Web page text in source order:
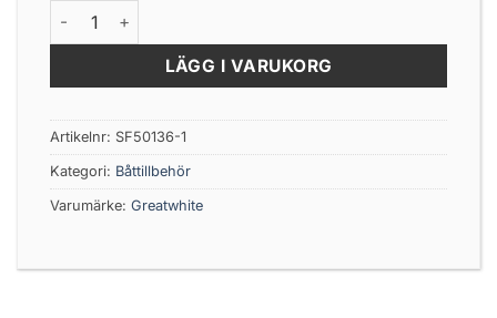
12V Automatisk Länspump 4164 L/h mängd
LÄGG I VARUKORG
Artikelnr: SF50136-1
Kategori: Båttillbehör
Varumärke: Greatwhite